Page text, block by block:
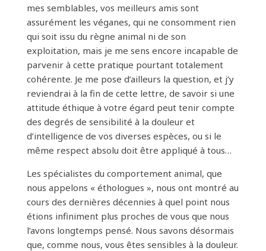
mes semblables, vos meilleurs amis sont
assurément les véganes, qui ne consomment rien
qui soit issu du règne animal ni de son
exploitation, mais je me sens encore incapable de
parvenir à cette pratique pourtant totalement
cohérente. Je me pose d’ailleurs la question, et j’y
reviendrai à la fin de cette lettre, de savoir si une
attitude éthique à votre égard peut tenir compte
des degrés de sensibilité à la douleur et
d’intelligence de vos diverses espèces, ou si le
même respect absolu doit être appliqué à tous…
Les spécialistes du comportement animal, que
nous appelons « éthologues », nous ont montré au
cours des dernières décennies à quel point nous
étions infiniment plus proches de vous que nous
l’avons longtemps pensé. Nous savons désormais
que, comme nous, vous êtes sensibles à la douleur.